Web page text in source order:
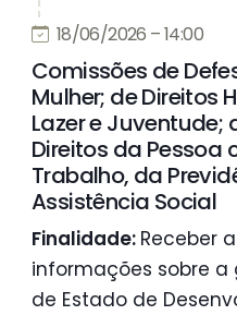
18/06/2026 – 14:00
Comissões de
Mulher; de Direitos
Lazer e Juventude;
Direitos da Pessoa
Trabalho, da
Assistência Social
Finalidade: Receber
informações sobre
de Estado de